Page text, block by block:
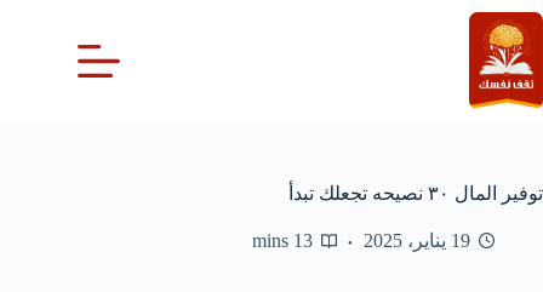
التجاوز
إلى
المحتوى
توفير المال ٣٠ نصيحه تجعلك تبدأ
19 يناير، 2025 13 mins